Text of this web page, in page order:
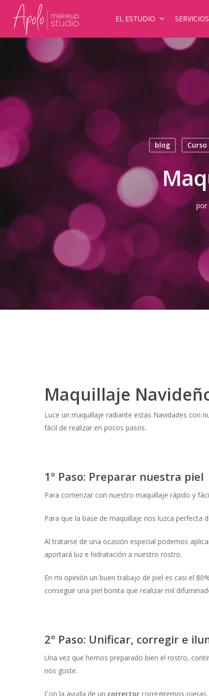
EL ESTUDIO
blog
por
Maquillaje
Luce un maquillaje radiante estas Navidades con
fácil de realizar en pocos pasos.
1º Paso: Preparar nuestra piel
Para comenzar con nuestro maquillaje rápido y
Para que la base de maquillaje nos luzca perfecta
Al tratarse de una ocasión especial podemos
aportará luz e hidratación a nuestro rostro.
En mi opinión un buen trabajo de piel es casi el
conseguir una piel bonita que realizar mil
2º Paso: Unificar, corregir e
Una vez que hemos preparado bien el rostro,
nos guste.
Con la ayuda de un corrector corregiremos